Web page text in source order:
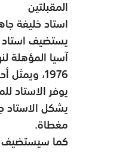
المقبلتين
استاد خليفة
يستضيف استاد
1976، ويمثل أحد الاستادات المخصصة لاستضافة مباريات كأس العالم.
يشكل الاستاد
مغطاة.
كما سيستضيف الاستاد بحلّته